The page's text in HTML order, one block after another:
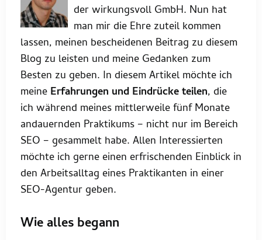
der wirkungsvoll GmbH. Nun hat
man mir die Ehre zuteil kommen
lassen, meinen bescheidenen Beitrag zu diesem
Blog zu leisten und meine Gedanken zum
Besten zu geben. In diesem Artikel möchte ich
meine Erfahrungen und Eindrücke teilen, die
ich während meines mittlerweile fünf Monate
andauernden Praktikums – nicht nur im Bereich
SEO – gesammelt habe. Allen Interessierten
möchte ich gerne einen erfrischenden Einblick in
den Arbeitsalltag eines Praktikanten in einer
SEO-Agentur geben.
Wie alles begann